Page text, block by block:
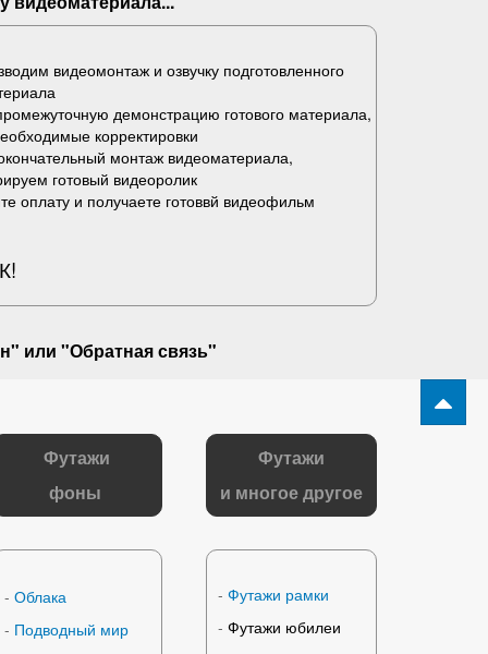
видеомонтаж и озвучку подготовленного
демонстрацию готового материала,
корректировки
монтаж видеоматериала,
готовый видеоролик
оплату и получаете готоввй видеофильм
или "Обратная связь"
Футажи
фоны
- Облака
- Подводный мир
Футажи
и многое другое
-Футажи рамки
-Футажи юбилеи